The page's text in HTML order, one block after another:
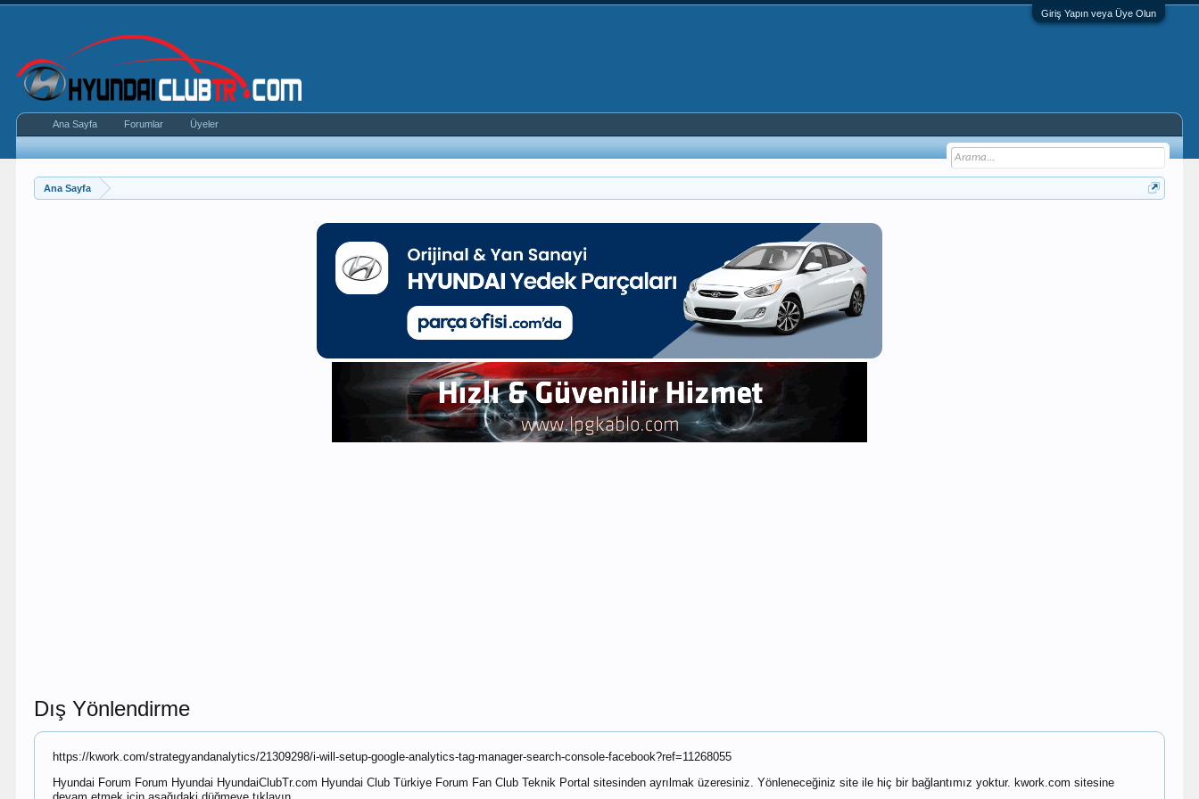
Giriş Yapın veya Üye Olun
Ana Sayfa
Dış Yönlendirme
https://kwork.com/strategyandanalytics/21309298/i-will-setup-google-analytics-tag-manager-search-console-facebook?ref=11268055
Hyundai Forum Forum Hyundai HyundaiClubTr.com Hyundai Club Türkiye Forum Fan Club Teknik Portal sitesinden ayrılmak üzeresiniz. Yönleneceğiniz site ile hiç bir bağlantımız yoktur. kwork.com sitesine
Ana Sayfa Forumlar Üyeler